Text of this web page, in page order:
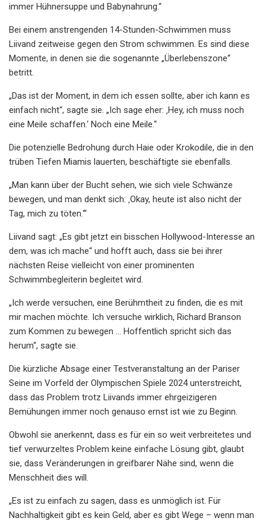
immer Hühnersuppe und Babynahrung.“
Bei einem anstrengenden 14-Stunden-Schwimmen muss
Liivand zeitweise gegen den Strom schwimmen. Es sind diese
Momente, in denen sie die sogenannte „Überlebenszone“
betritt.
„Das ist der Moment, in dem ich essen sollte, aber ich kann es
einfach nicht“, sagte sie. „Ich sage eher: ‚Hey, ich muss noch
eine Meile schaffen.‘ Noch eine Meile.“
Die potenzielle Bedrohung durch Haie oder Krokodile, die in den
trüben Tiefen Miamis lauerten, beschäftigte sie ebenfalls.
„Man kann über der Bucht sehen, wie sich viele Schwänze
bewegen, und man denkt sich: ‚Okay, heute ist also nicht der
Tag, mich zu töten.‘“
Liivand sagt: „Es gibt jetzt ein bisschen Hollywood-Interesse an
dem, was ich mache“ und hofft auch, dass sie bei ihrer
nächsten Reise vielleicht von einer prominenten
Schwimmbegleiterin begleitet wird.
„Ich werde versuchen, eine Berühmtheit zu finden, die es mit
mir machen möchte. Ich versuche wirklich, Richard Branson
zum Kommen zu bewegen … Hoffentlich spricht sich das
herum“, sagte sie.
Die kürzliche Absage einer Testveranstaltung an der Pariser
Seine im Vorfeld der Olympischen Spiele 2024 unterstreicht,
dass das Problem trotz Liivands immer ehrgeizigeren
Bemühungen immer noch genauso ernst ist wie zu Beginn.
Obwohl sie anerkennt, dass es für ein so weit verbreitetes und
tief verwurzeltes Problem keine einfache Lösung gibt, glaubt
sie, dass Veränderungen in greifbarer Nähe sind, wenn die
Menschheit dies will.
„Es ist zu einfach zu sagen, dass es unmöglich ist. Für
Nachhaltigkeit gibt es kein Geld, aber es gibt Wege – wenn man